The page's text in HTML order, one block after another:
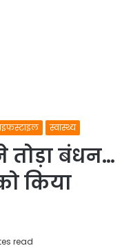
स्वास्थ्य
तोड़ा बंधन…
किया
read